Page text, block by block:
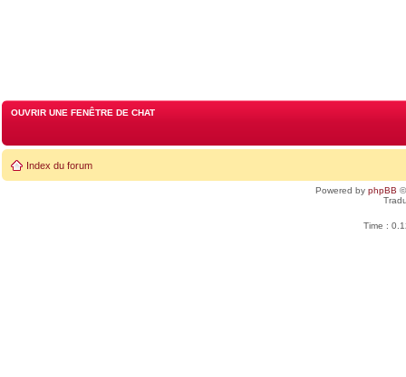
OUVRIR UNE FENÊTRE DE CHAT
Index du forum
Powered by phpBB
Time :